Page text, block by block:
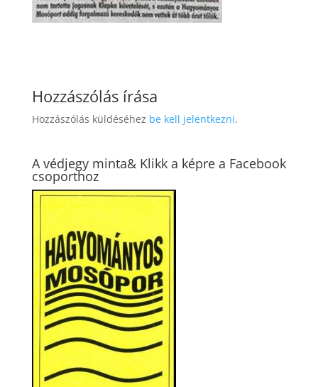
Hozzászólás írása
Hozzászólás küldéséhez be kell jelentkezni.
A védjegy minta& Klikk a képre a Facebook
csoporthoz